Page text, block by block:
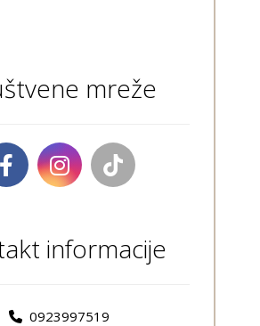
mreže
informacije
0923997519